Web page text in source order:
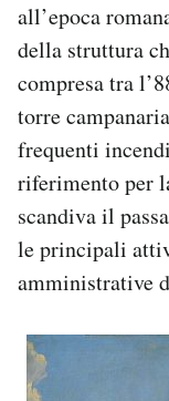
all’epoca
della struttura
compresa tra
torre
frequenti
riferimento per
scandiva il
le principali
amministrative